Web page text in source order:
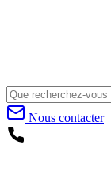
Nous contacter